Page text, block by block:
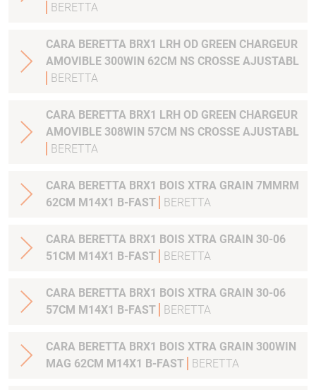
BERETTA
CARA BERETTA BRX1 LRH OD GREEN CHARGEUR
AMOVIBLE 300WIN 62CM NS CROSSE AJUSTABL
BERETTA
CARA BERETTA BRX1 LRH OD GREEN CHARGEUR
AMOVIBLE 308WIN 57CM NS CROSSE AJUSTABL
BERETTA
CARA BERETTA BRX1 BOIS XTRA GRAIN 7MMRM
62CM M14X1 B-FAST
BERETTA
CARA BERETTA BRX1 BOIS XTRA GRAIN 30-06
51CM M14X1 B-FAST
BERETTA
CARA BERETTA BRX1 BOIS XTRA GRAIN 30-06
57CM M14X1 B-FAST
BERETTA
CARA BERETTA BRX1 BOIS XTRA GRAIN 300WIN
MAG 62CM M14X1 B-FAST
BERETTA